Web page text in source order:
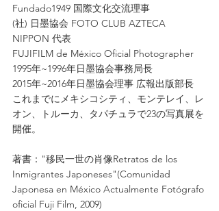
Fundado1949 国際文化交流理事
(社) 日墨協会 FOTO CLUB AZTECA
NIPPON 代表
FUJIFILM de México Oficial Photographer
1995年~1996年日墨協会事務局長
2015年~2016年日墨協会理事 広報出版部長
これまでにメキシコシティ、モンテレイ、レ
オン、トルーカ、タパチュラで23の写真展を
開催。
著書："移民一世の肖像Retratos de los
Inmigrantes Japoneses"(Comunidad
Japonesa en México Actualmente Fotógrafo
oficial Fuji Film, 2009)